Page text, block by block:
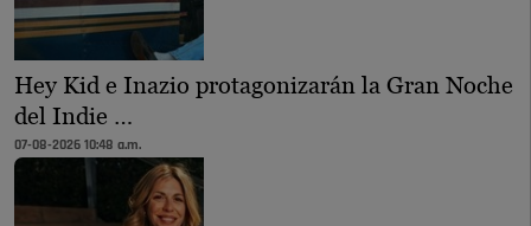
Hey Kid e Inazio protagonizarán la Gran Noche
del Indie …
07-08-2026 10:48 a.m.